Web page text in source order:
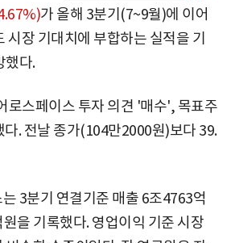
가 올해 3분기(7~9월)에 이어
장 기대치에 부합하는 실적을 기
했다.
로스페이스 투자 의견 '매수', 목표주
. 전날 종가(104만2000원)보다 39.
3분기 연결기준 매출 6조4763억
을 기록했다. 영업이익 기준 시장